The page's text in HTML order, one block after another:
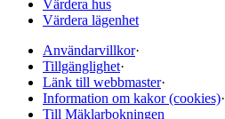
Värdera hus
Värdera lägenhet
Användarvillkor·
Tillgänglighet·
Länk till webbmaster·
Information om kakor (cookies)·
Till Mäklarbokningen